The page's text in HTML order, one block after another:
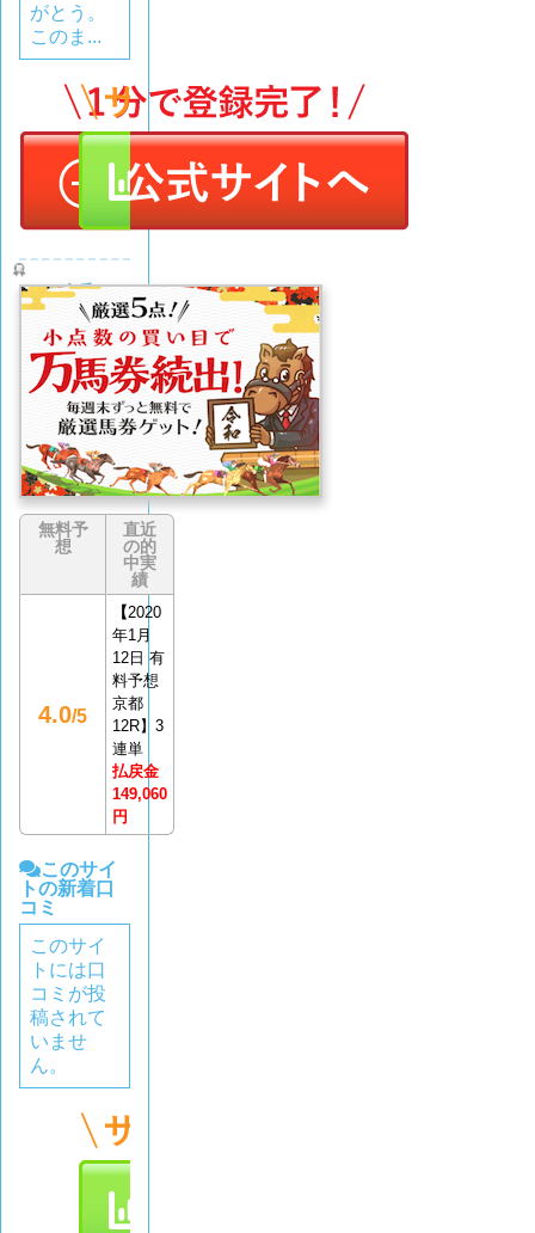
がとう。
このま...
令和ケ
イバ
評価
なし
(0
件)
無料予
想
直近
の的
中実
績
4.0/5
【2020
年1月
12日 有
料予想
京都
12R】3
連単
払戻金
149,060
円
このサイ
トの新着口
コミ
このサイ
トには口
コミが投
稿されて
いませ
ん。